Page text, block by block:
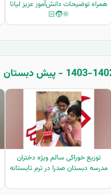
همراه توضیحات دانش‌آموز عزیز لیانا
🌞🧒🏻
توزیع خوراکی سالم ویژه دختران
مدرسه دبستان صدرا در ترم تابستانه